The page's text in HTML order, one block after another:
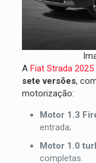
A Fiat Strada 2025
sete versões,
motorização:
Motor 1.3
entrada;
Motor 1.0
completas.